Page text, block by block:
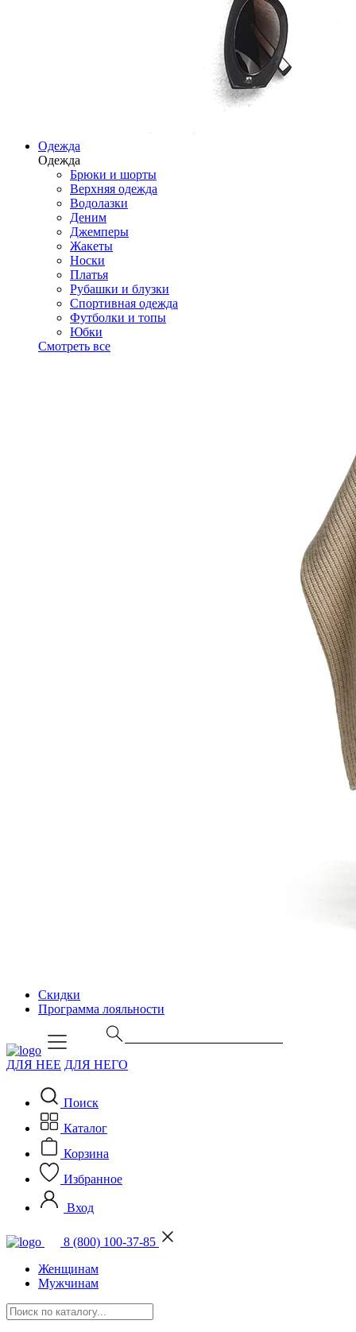
Одежда
Одежда
Брюки и шорты
Верхняя одежда
Водолазки
Деним
Джемперы
Жакеты
Носки
Платья
Рубашки и блузки
Спортивная одежда
Футболки и топы
Юбки
Смотреть все
Скидки
Программа лояльности
ДЛЯ НЕЕ ДЛЯ НЕГО
Поиск
Каталог
Корзина
Избранное
Вход
8 (800) 100-37-85
Женщинам
Мужчинам